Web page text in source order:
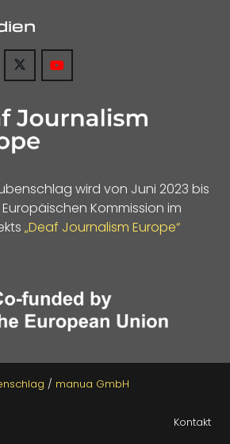
wird von Juni 2023 bis
Kommission im
„Deaf Journalism Europe“
/ manua GmbH
Kontakt